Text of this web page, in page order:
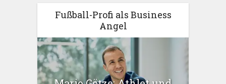
Fußball-Profi als Business
Angel